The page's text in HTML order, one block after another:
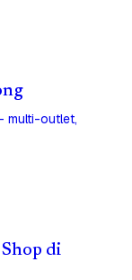
multi-outlet,
di